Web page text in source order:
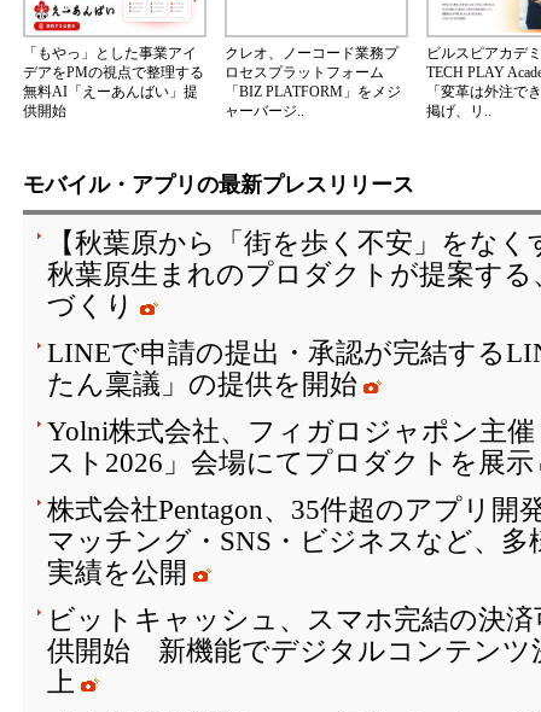
「もやっ」とした事業アイ
デアをPMの視点で整理する
無料AI「えーあんばい」提
供開始
クレオ、ノーコード業務プ
ロセスプラットフォーム
「BIZ PLATFORM」をメジ
ャーバージ..
ビルスピアカデ
TECH PLAY
「変革は外注で
掲げ、リ..
モバイル・アプリの最新プレスリリース
【秋葉原から「街を歩く不安」をな
秋葉原生まれのプロダクトが提案す
づくり
LINEで申請の提出・承認が完結する
たん稟議」の提供を開始
Yolni株式会社、フィガロジャポン主
スト2026」会場にてプロダクトを展示
株式会社Pentagon、35件超のアプリ開
マッチング・SNS・ビジネスなど、
実績を公開
ビットキャッシュ、スマホ完結の決
供開始 新機能でデジタルコンテンツ
上